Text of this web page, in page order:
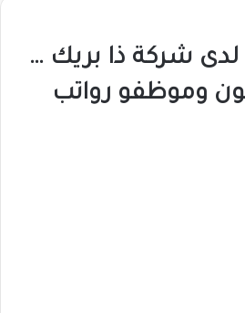
شركة ذا بريك …
وموظفو رواتب